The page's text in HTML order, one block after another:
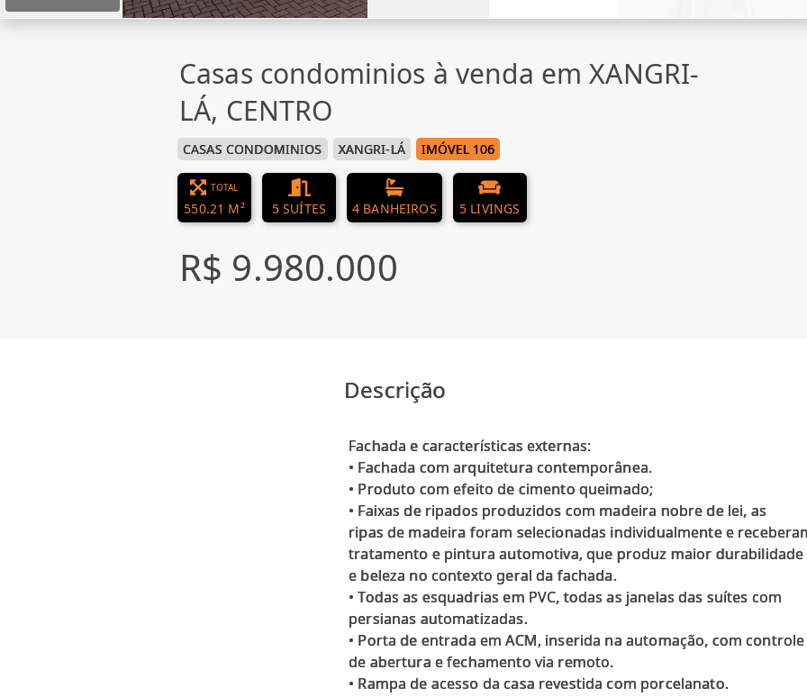
Casas condominios à venda em XANGRI-
LÁ, CENTRO
CASAS CONDOMINIOS XANGRI-LÁ IMÓVEL 106
TOTAL
550.21 M² 5 SUÍTES 4 BANHEIROS 5 LIVINGS
R$ 9.980.000
Descrição
Fachada e características externas:
• Fachada com arquitetura contemporânea.
• Produto com efeito de cimento queimado;
• Faixas de ripados produzidos com madeira nobre de lei, as
ripas de madeira foram selecionadas individualmente e
tratamento e pintura automotiva, que produz maior durabilidade
e beleza no contexto geral da fachada.
• Todas as esquadrias em PVC, todas as janelas das suítes com
persianas automatizadas.
• Porta de entrada em ACM, inserida na automação, com controle
de abertura e fechamento via remoto.
• Rampa de acesso da casa revestida com porcelanato.